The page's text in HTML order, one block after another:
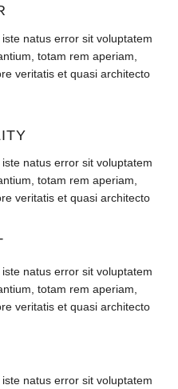
natus error sit voluptatem
totam rem aperiam,
veritatis et quasi architecto
natus error sit voluptatem
totam rem aperiam,
veritatis et quasi architecto
natus error sit voluptatem
totam rem aperiam,
veritatis et quasi architecto
natus error sit voluptatem